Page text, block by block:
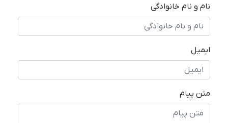
نام و نام خانوادگی
ایمیل
متن پیام